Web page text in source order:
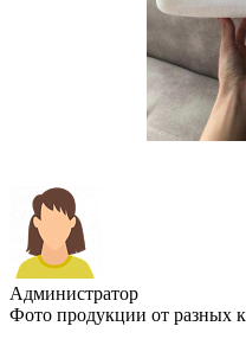
Администратор
Фото продукции от разных